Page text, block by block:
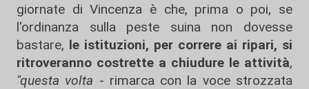
giornate di Vincenza è che, prima o poi, se
l'ordinanza sulla peste suina non dovesse
bastare, le istituzioni, per correre ai ripari, si
ritroveranno costrette a chiudure le attività,
"questa volta - rimarca con la voce strozzata